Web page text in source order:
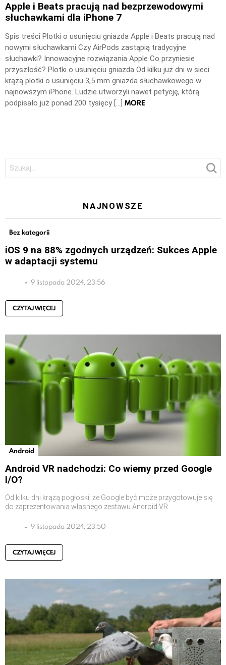
Apple i Beats pracują nad bezprzewodowymi
słuchawkami dla iPhone 7
Spis treści Plotki o usunięciu gniazda Apple i Beats pracują nad
nowymi słuchawkami Czy AirPods zastąpią tradycyjne
słuchawki? Innowacyjne rozwiązania Apple Co przyniesie
przyszłość? Plotki o usunięciu gniazda Od kilku już dni w sieci
krążą plotki o usunięciu 3,5 mm gniazda słuchawkowego w
najnowszym iPhone. Ludzie utworzyli nawet petycję, którą
podpisało już ponad 200 tysięcy […] MORE
Szukaj:
NAJNOWSZE
Bez kategorii
iOS 9 na 88% zgodnych urządzeń: Sukces Apple
w adaptacji systemu
9 listopada 2024, 23:56
CZYTAJ WIĘCEJ
Android
Android VR nadchodzi: Co wiemy przed Google
I/O?
Od kilku dni krążą pogłoski, że Google być może przygotowuje się
do zaprezentowania własnego zestawu Android VR
9 listopada 2024, 23:50
CZYTAJ WIĘCEJ